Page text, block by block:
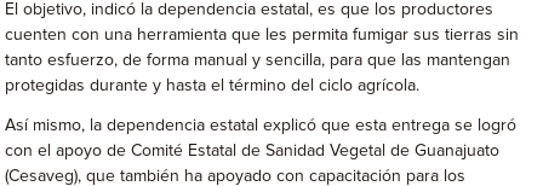
El objetivo, indicó la dependencia estatal, es que los productores
cuenten con una herramienta que les permita fumigar sus tierras sin
tanto esfuerzo, de forma manual y sencilla, para que las mantengan
protegidas durante y hasta el término del ciclo agrícola.
Así mismo, la dependencia estatal explicó que esta entrega se logró
con el apoyo de Comité Estatal de Sanidad Vegetal de Guanajuato
(Cesaveg), que también ha apoyado con capacitación para los